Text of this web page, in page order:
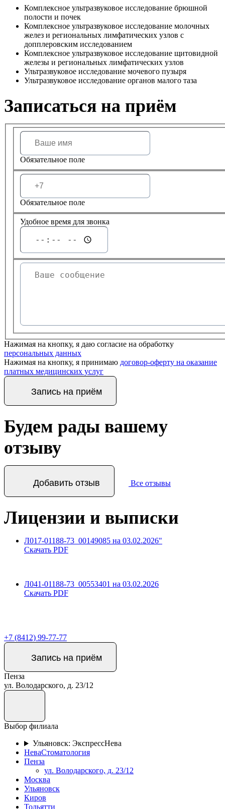
Комплексное ультразвуковое исследование брюшной
полости и почек
Комплексное ультразвуковое исследование молочных
желез и региональных лимфатических узлов с
допплеровским исследованием
Комплексное ультразвуковое исследование щитовидной
железы и региональных лимфатических узлов
Ультразвуковое исследование мочевого пузыря
Ультразвуковое исследование органов малого таза
Записаться на приём
Обязательное поле
Обязательное поле
Удобное время для звонка
Нажимая на кнопку, я даю согласие на обработку
персональных данных
Нажимая на кнопку, я принимаю договор-оферту на оказание
платных медицинских услуг
Запись на приём
Будем рады вашему
отзыву
Добавить отзыв Все отзывы
Лицензии и выписки
Л017-01188-73_00149085 на 03.02.2026"
Скачать PDF
Л041-01188-73_00553401 на 03.02.2026
Скачать PDF
+7 (8412) 99-77-77
Запись на приём
Пенза
ул. Володарского, д. 23/12
Выбор филиала
Ульяновск: ЭкспрессНева
НеваСтоматология
Пенза
ул. Володарского, д. 23/12
Москва
Ульяновск
Киров
Тольятти